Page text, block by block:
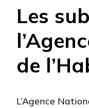
Les
de
L’Agence